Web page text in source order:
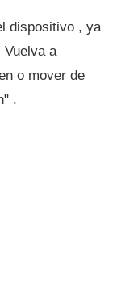
dispositivo , ya
Vuelva a
o mover de
.